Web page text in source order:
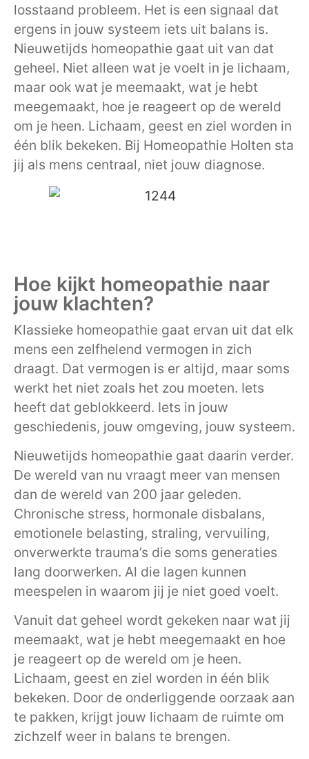
losstaand probleem. Het is een signaal dat
ergens in jouw systeem iets uit balans is.
Nieuwetijds homeopathie gaat uit van dat
geheel. Niet alleen wat je voelt in je lichaam,
maar ook wat je meemaakt, wat je hebt
meegemaakt, hoe je reageert op de wereld
om je heen. Lichaam, geest en ziel worden in
één blik bekeken. Bij Homeopathie Holten sta
jij als mens centraal, niet jouw diagnose.
Hoe kijkt homeopathie naar
jouw klachten?
Klassieke homeopathie gaat ervan uit dat elk
mens een zelfhelend vermogen in zich
draagt. Dat vermogen is er altijd, maar soms
werkt het niet zoals het zou moeten. Iets
heeft dat geblokkeerd. Iets in jouw
geschiedenis, jouw omgeving, jouw systeem.
Nieuwetijds homeopathie gaat daarin verder.
De wereld van nu vraagt meer van mensen
dan de wereld van 200 jaar geleden.
Chronische stress, hormonale disbalans,
emotionele belasting, straling, vervuiling,
onverwerkte trauma’s die soms generaties
lang doorwerken. Al die lagen kunnen
meespelen in waarom jij je niet goed voelt.
Vanuit dat geheel wordt gekeken naar wat jij
meemaakt, wat je hebt meegemaakt en hoe
je reageert op de wereld om je heen.
Lichaam, geest en ziel worden in één blik
bekeken. Door de onderliggende oorzaak aan
te pakken, krijgt jouw lichaam de ruimte om
zichzelf weer in balans te brengen.